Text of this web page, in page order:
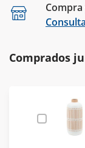
Comprados